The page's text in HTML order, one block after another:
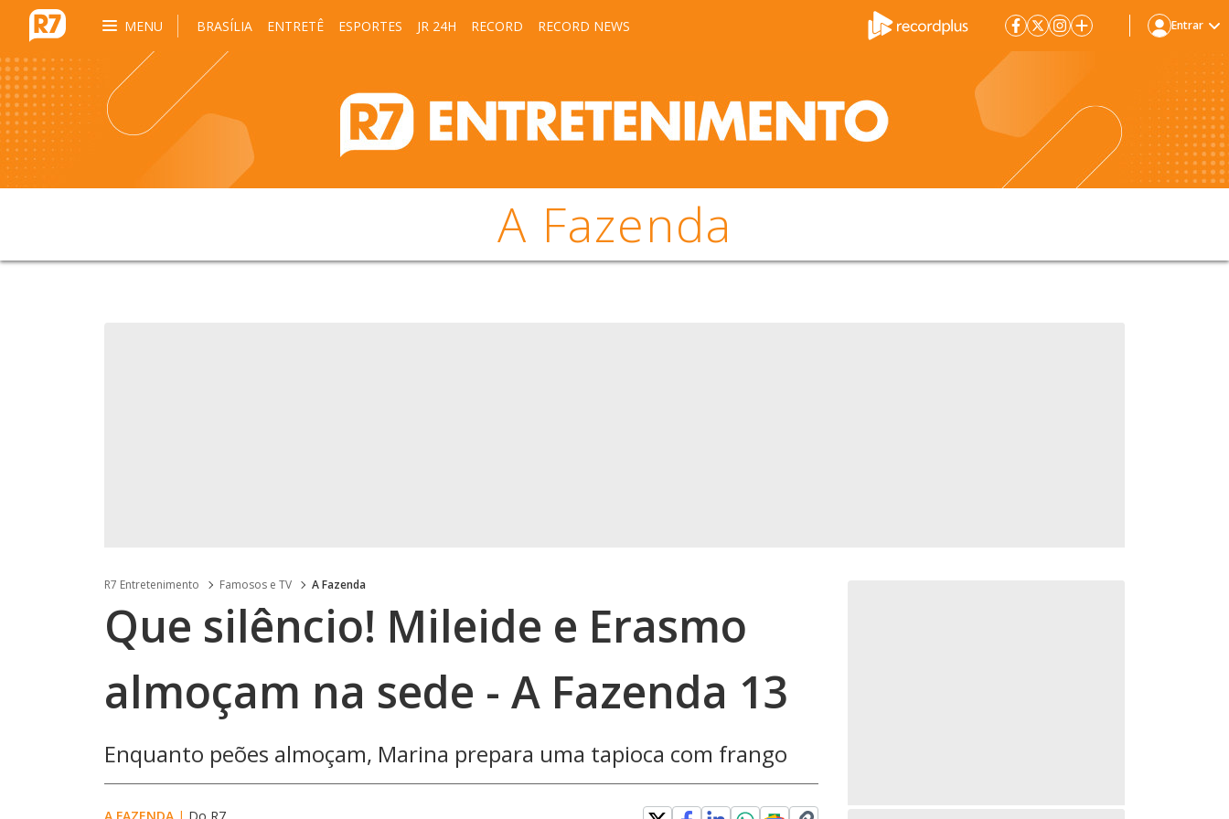
MENU BRASÍLIA ENTRETÊ ESPORTES JR 24H RECORD RECORD NEWS Entrar
A Fazenda
R7 Entretenimento Famosos e TV A Fazenda
Que silêncio! Mileide e Erasmo
almoçam na sede - A Fazenda 13
Enquanto peões almoçam, Marina prepara uma tapioca com frango